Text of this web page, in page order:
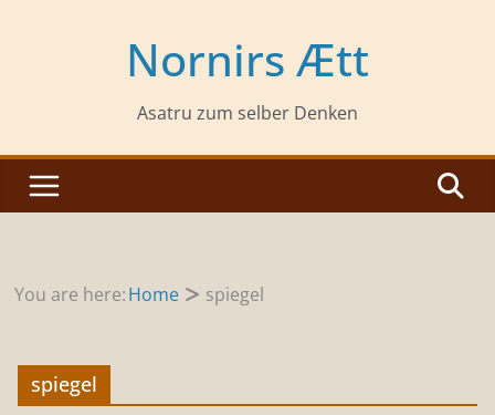
Nornirs Ætt
Asatru zum selber Denken
You are here:Home spiegel
spiegel